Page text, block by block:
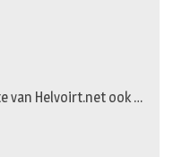
van Helvoirt.net ook …